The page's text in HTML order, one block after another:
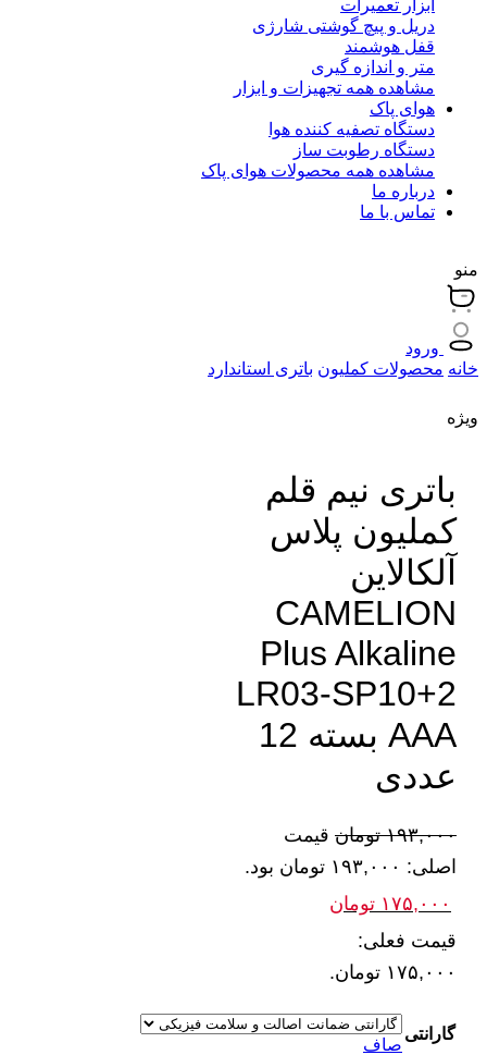
ابزار تعمیرات
دریل و پیچ گوشتی شارژی
قفل هوشمند
متر و اندازه گیری
مشاهده همه تجهیزات و ابزار
هوای پاک
دستگاه تصفیه کننده هوا
دستگاه رطوبت ساز
مشاهده همه محصولات هوای پاک
درباره ما
تماس با ما
منو
ورود
خانه محصولات کملیون باتری استاندارد
ویژه
باتری نیم قلم
کملیون پلاس
آلکالاین
CAMELION
Plus Alkaline
LR03-SP10+2
AAA بسته 12
عددی
۱۹۳,۰۰۰ تومان قیمت
اصلی: ۱۹۳,۰۰۰ تومان بود.
۱۷۵,۰۰۰ تومان
قیمت فعلی:
۱۷۵,۰۰۰ تومان.
گارانتی
صاف